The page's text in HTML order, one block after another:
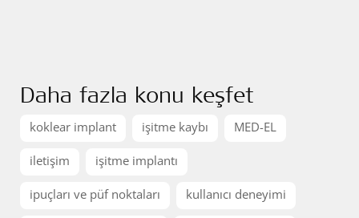
Daha fazla konu keşfet
koklear implant işitme kaybı MED-EL
iletişim işitme implantı
ipuçları ve püf noktaları kullanıcı deneyimi